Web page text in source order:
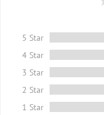
5 Star
4 Star
3 Star
2 Star
1 Star